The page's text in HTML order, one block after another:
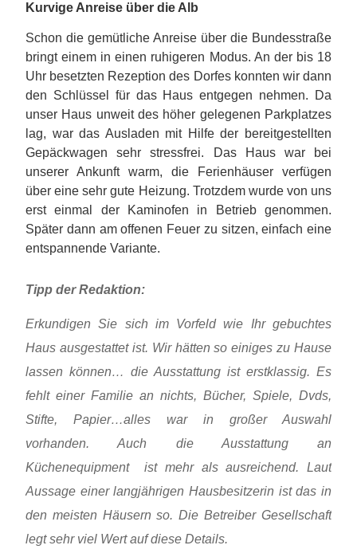
Kurvige Anreise über die Alb
Schon die gemütliche Anreise über die Bundesstraße
bringt einem in einen ruhigeren Modus. An der bis 18
Uhr besetzten Rezeption des Dorfes konnten wir dann
den Schlüssel für das Haus entgegen nehmen. Da
unser Haus unweit des höher gelegenen Parkplatzes
lag, war das Ausladen mit Hilfe der bereitgestellten
Gepäckwagen sehr stressfrei. Das Haus war bei
unserer Ankunft warm, die Ferienhäuser verfügen
über eine sehr gute Heizung. Trotzdem wurde von uns
erst einmal der Kaminofen in Betrieb genommen.
Später dann am offenen Feuer zu sitzen, einfach eine
entspannende Variante.
Tipp der Redaktion:
Erkundigen Sie sich im Vorfeld wie Ihr gebuchtes
Haus ausgestattet ist. Wir hätten so einiges zu Hause
lassen können… die Ausstattung ist erstklassig. Es
fehlt einer Familie an nichts, Bücher, Spiele, Dvds,
Stifte, Papier…alles war in großer Auswahl
vorhanden. Auch die Ausstattung an
Küchenequipment ist mehr als ausreichend. Laut
Aussage einer langjährigen Hausbesitzerin ist das in
den meisten Häusern so. Die Betreiber Gesellschaft
legt sehr viel Wert auf diese Details.